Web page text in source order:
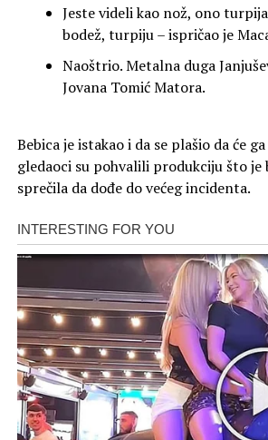
Jeste videli kao nož, ono
bodež, turpiju – ispričao je
Naoštrio. Metalna duga
Jovana Tomić Matora.
Bebica je istakao i da se plašio da će
gledaoci su pohvalili produkciju što je
sprečila da dođe do većeg incidenta.